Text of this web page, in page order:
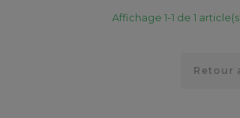
Affichage 1-1 de 1
Retour